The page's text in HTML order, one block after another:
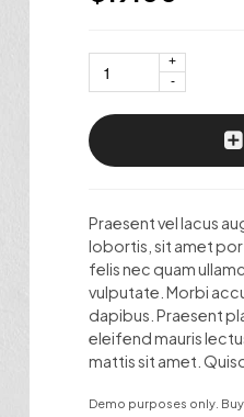
+
-
Praesent vel lacus
lobortis, sit amet
felis nec quam
vulputate. Morbi
dapibus. Praesent
eleifend mauris
mattis sit amet.
Demo purposes only.